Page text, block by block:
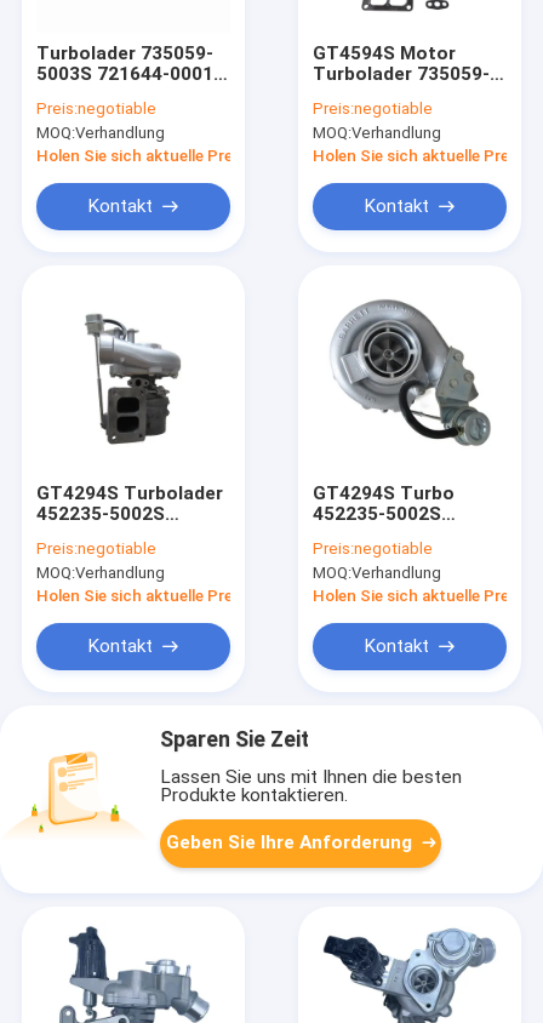
Turbolader 735059-
5003S 721644-0001
GT4594S Motor
12,6L XE390CIL
Preis:negotiable
MOQ:Verhandlung
Holen Sie sich aktuelle Preis
Kontakt
GT4594S Motor
Turbolader 735059-
721644-0005 Für
Auto in China
Großhandel
Preis:negotiable
MOQ:Verhandlung
Holen Sie sich aktuelle Preis
Kontakt
GT4294S Turbolader
452235-5002S
2 1319284 Für DAF
XF95 CF85 12,6L 6
Zylinder XF315M-F85
Preis:negotiable
MOQ:Verhandlung
Holen Sie sich aktuelle Preis
Kontakt
GT4294S Turbo
452235-5002S
1319284 1319284.0
452235-2 452235-
0008 Turbolader für
XF315M-F85
Preis:negotiable
MOQ:Verhandlung
Holen Sie sich aktuelle Preis
Kontakt
Sparen Sie Zeit
Lassen Sie uns mit Ihnen die besten
Produkte kontaktieren.
Geben Sie Ihre Anforderung